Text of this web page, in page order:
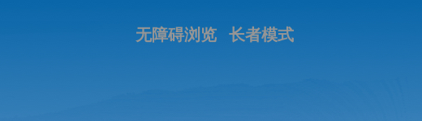
长者模式
无障碍浏览